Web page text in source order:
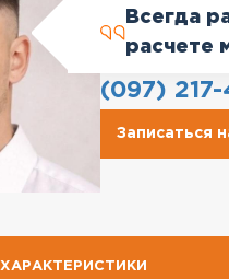
Всегда
расчете
(097)
Записаться
ХАРАКТЕРИСТИКИ